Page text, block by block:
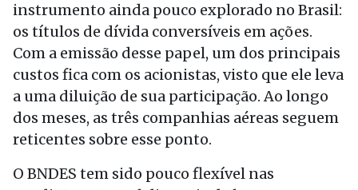
instrumento ainda pouco explorado no Brasil:
os títulos de dívida conversíveis em ações.
Com a emissão desse papel, um dos principais
custos fica com os acionistas, visto que ele leva
a uma diluição de sua participação. Ao longo
dos meses, as três companhias aéreas seguem
reticentes sobre esse ponto.
O BNDES tem sido pouco flexível nas